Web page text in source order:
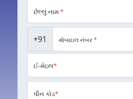
છેલ્લું નામ*
+91 મોબાઇલ નંબર*
ઈ-મેઇલ*
પીન કોડ*